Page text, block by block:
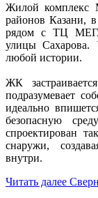
Жилой комплекс
районов Казани,
рядом с ТЦ
улицы Сахарова.
любой истории.
ЖК
подразумевает
идеально
безопасную
спроектирован
снаружи,
внутри.
Читать далее